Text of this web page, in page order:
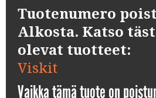
Tuotenumero
Alkosta. Katso
olevat tuotteet:
Viskit
Vaikka tämä tuote on